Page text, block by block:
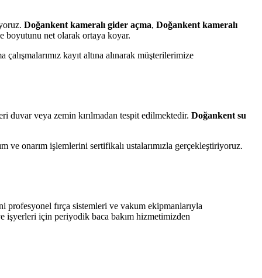
Doğankent kameralı gider açma, Doğankent kameralı
boyutunu net olarak ortaya koyar.
kayıt altına alınarak müşterilerimize
duvar veya zemin kırılmadan tespit edilmektedir. Doğankent su
ve onarım işlemlerini sertifikalı ustalarımızla gerçekleştiriyoruz.
fırça sistemleri ve vakum ekipmanlarıyla
işyerleri için periyodik baca bakım hizmetimizden